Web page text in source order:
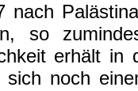
nach
so
erhält in
noch